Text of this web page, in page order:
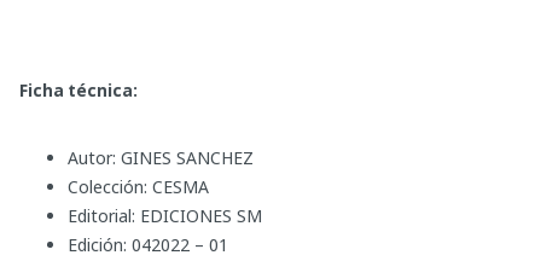
Ficha técnica:
Autor: GINES SANCHEZ
Colección: CESMA
Editorial: EDICIONES SM
Edición: 042022 – 01